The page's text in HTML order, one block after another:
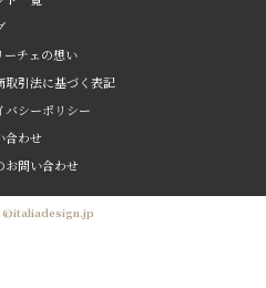
ーチェの想い
取引法に基づく表記
バシーポリシー
合わせ
お問い合わせ
©italiadesign.jp